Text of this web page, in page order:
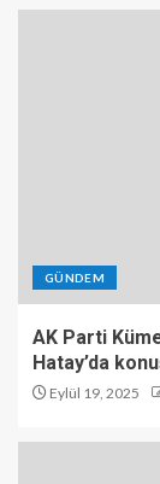
GÜNDEM
AK Parti
Hatay’da
Eylül 19, 2025